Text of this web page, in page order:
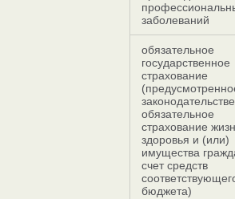
заболеваний
обязательное
государственное
страхование
законодательстве
обязательное
страхование
здоровья и (или)
имущества
счет средств
бюджета)